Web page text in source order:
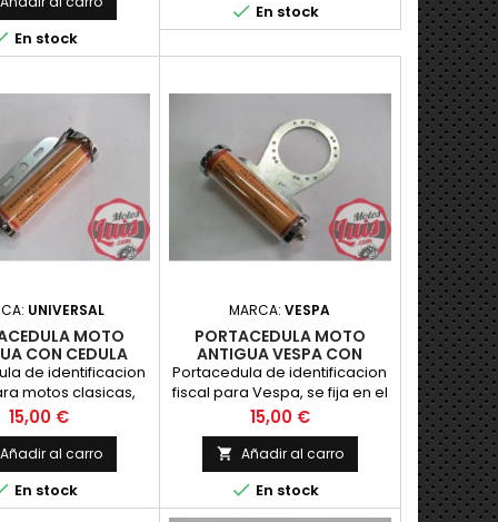
En stock
 En stock
UNIVERSAL
MOTO
CON CEDULA
de identificacion
motos clasicas,
cromados.
gran ca
Precio
15,00 €
Añadir al carro
En stock
MARCA:VESPA
PORTACEDULA MOTO
ANTIGUA VESPA CON
CEDULA
Portacedula de identificacion
fiscal para Vespa, se fija en el
claxon, con los extremos
cromados.
Precio
15,00 €
 Añadir al carro
 En stock